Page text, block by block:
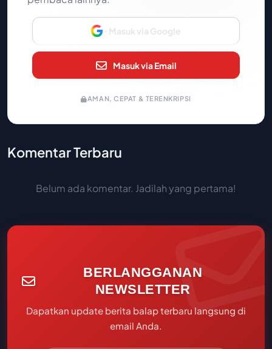
Masuk via Google
Masuk via Email
AMAN, CEPAT & TERENKRIPSI
Komentar Terbaru
Belum ada komentar. Jadilah yang pertama!
BERLANGGANAN
NEWSLETTER
Dapatkan update berita balap terbaru langsung di
email Anda.